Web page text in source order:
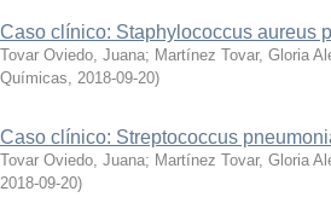
Caso clínico: Staphylococcus aureus
Tovar Oviedo, Juana; Martínez Tovar, Gloria
Químicas, 2018-09-20)
Caso clínico: Streptococcus
Tovar Oviedo, Juana; Martínez Tovar, Gloria
2018-09-20)